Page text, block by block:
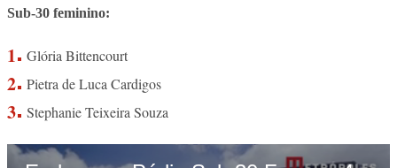
Sub-30 feminino:
Glória Bittencourt
Pietra de Luca Cardigos
Stephanie Teixeira Souza